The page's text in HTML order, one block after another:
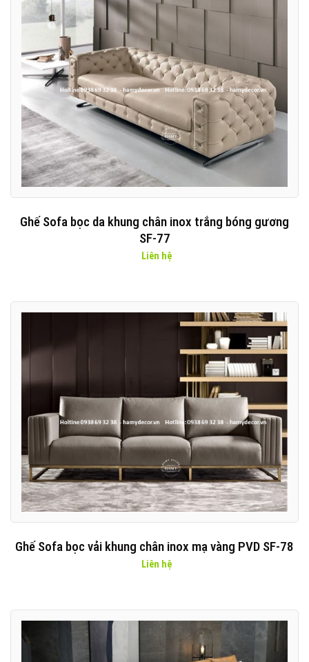
Ghế Sofa bọc da khung chân inox trắng bóng gương
SF-77
Liên hệ
Ghế Sofa bọc vải khung chân inox mạ vàng PVD SF-78
Liên hệ